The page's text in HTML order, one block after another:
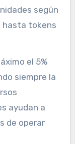
según
hasta tokens
el 5%
siempre la
ayudan a
de operar